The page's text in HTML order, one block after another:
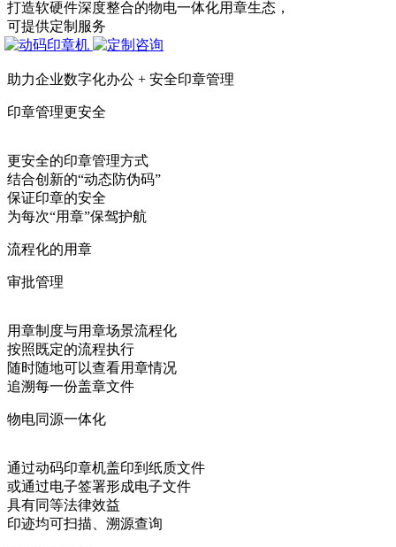
打造软硬件深度整合的物电一体化用章生态，
可提供定制服务
助力企业数字化办公 + 安全印章管理
印章管理更安全
更安全的印章管理方式
结合创新的“动态防伪码”
保证印章的安全
为每次“用章”保驾护航
流程化的用章
审批管理
用章制度与用章场景流程化
按照既定的流程执行
随时随地可以查看用章情况
追溯每一份盖章文件
物电同源一体化
通过动码印章机盖印到纸质文件
或通过电子签署形成电子文件
具有同等法律效益
印迹均可扫描、溯源查询